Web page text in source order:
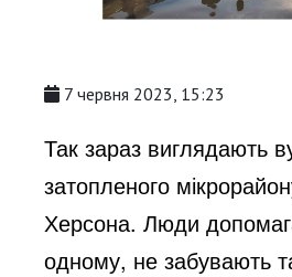
7 червня 2023, 15:23
Так зараз виглядають
затопленого
Херсона. Люди
одному, не забувають